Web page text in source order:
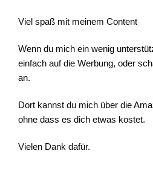
Viel spaß mit meinem Content
Wenn du mich ein wenig
einfach auf die Werbung, oder
an.
Dort kannst du mich über die
ohne dass es dich etwas kostet.
Vielen Dank dafür.